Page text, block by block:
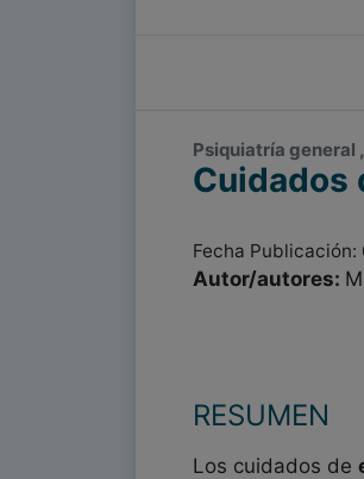
Psiquiatría general
Cuidados
Fecha
Autor/autores:
RESUMEN
Los cuidados de